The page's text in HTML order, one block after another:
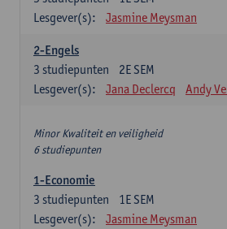
Lesgever(s):
Jasmine Meysman
2-Engels
2E SEM
3 studiepunten
Lesgever(s):
Jana Declercq Andy
Minor Kwaliteit en veiligheid
6 studiepunten
1-Economie
1E SEM
3 studiepunten
Lesgever(s):
Jasmine Meysman